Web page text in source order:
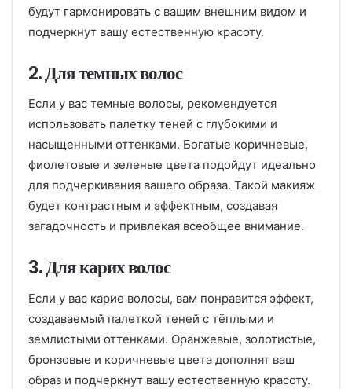
будут гармонировать с вашим внешним видом и
подчеркнут вашу естественную красоту.
2. Для темных волос
Если у вас темные волосы, рекомендуется
использовать палетку теней с глубокими и
насыщенными оттенками. Богатые коричневые,
фиолетовые и зеленые цвета подойдут идеально
для подчеркивания вашего образа. Такой макияж
будет контрастным и эффектным, создавая
загадочность и привлекая всеобщее внимание.
3. Для карих волос
Если у вас карие волосы, вам понравится эффект,
создаваемый палеткой теней с тёплыми и
землистыми оттенками. Оранжевые, золотистые,
бронзовые и коричневые цвета дополнят ваш
образ и подчеркнут вашу естественную красоту.